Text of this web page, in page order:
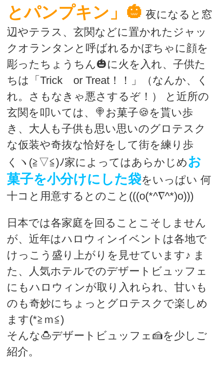
とパンプキン」🎃 夜になると窓
辺やテラス、玄関などに置かれたジャッ
クオランタンと呼ばれるかぼちゃに顔を
彫ったちょうちん🎃に火を入れ、子供た
ちは
「Trick or Treat！！」
（なんか、く
れ。さもなきゃ悪さするぞ！） と近所の
玄関を叩いては、🍭お菓子🍪を貰い歩
き、大人も子供も思い思いのグロテスク
な仮装や奇抜な恰好をして街を練り歩
くヽ(≧▽≦)ﾉ家によってはあらかじめお
菓子を小分けにした袋をいっぱい 何
十コと用意するとのこと(((o(*^∇^*)o)))
日本では各家庭を回ることこそしません
が、近年はハロウィンイベントは各地で
けっこう盛り上がりを見せています♪ ま
た、人気ホテルでのデザートビュッフェ
にもハロウィンが取り入れられ、甘いも
のも奇妙にちょっとグロテスクで楽しめ
ます(*≧ｍ≦)
そんな🍮デザートビュッフェ🍰を少しご
紹介。